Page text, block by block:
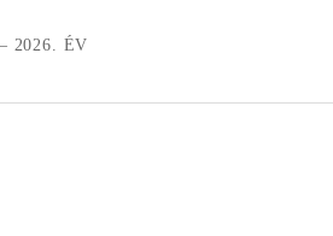
2026. ÉV